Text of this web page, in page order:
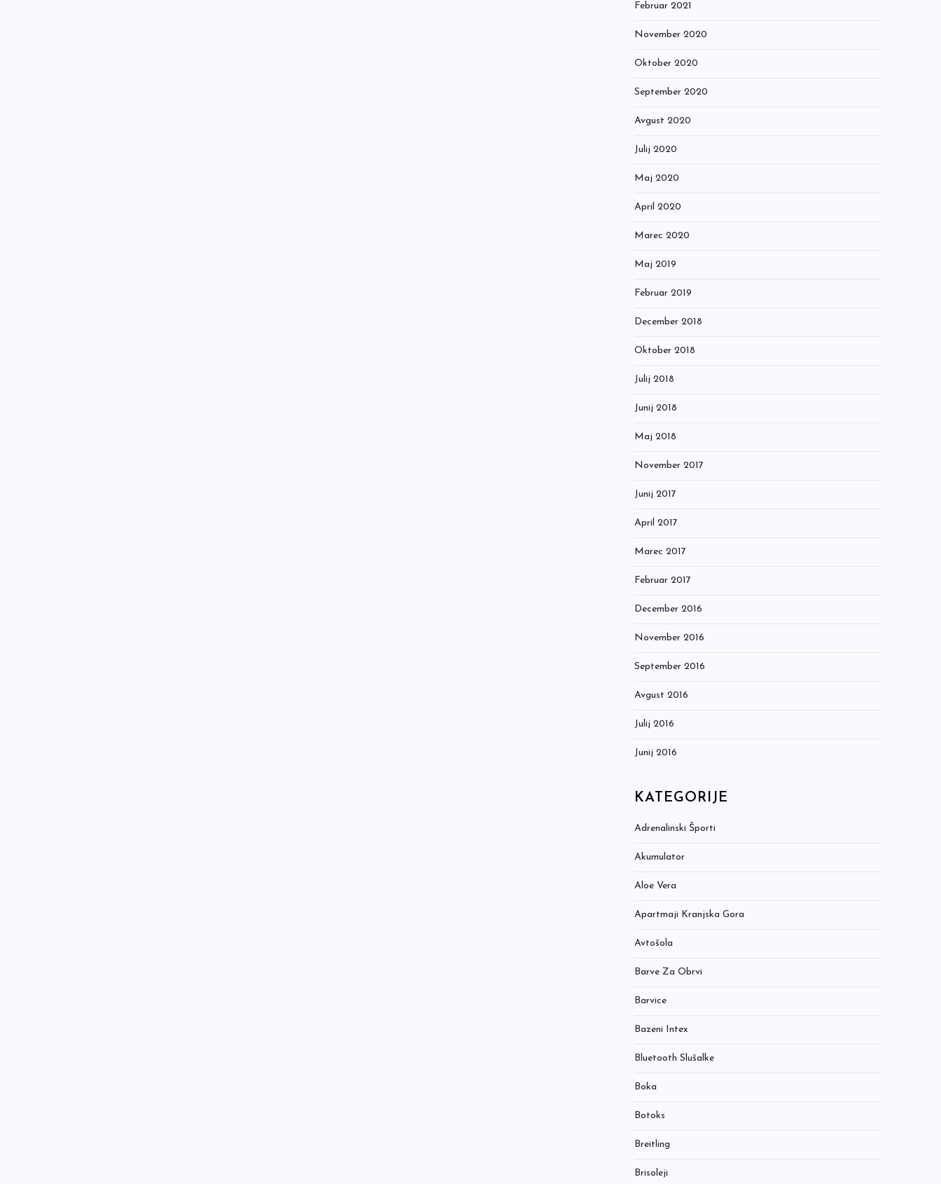
Februar 2021
November 2020
Oktober 2020
September 2020
Avgust 2020
Julij 2020
Maj 2020
April 2020
Marec 2020
Maj 2019
Februar 2019
December 2018
Oktober 2018
Julij 2018
Junij 2018
Maj 2018
November 2017
Junij 2017
April 2017
Marec 2017
Februar 2017
December 2016
November 2016
September 2016
Avgust 2016
Julij 2016
Junij 2016
KATEGORIJE
Adrenalinski Športi
Akumulator
Aloe Vera
Apartmaji Kranjska Gora
Avtošola
Barve Za Obrvi
Barvice
Bazeni Intex
Bluetooth Slušalke
Boka
Botoks
Breitling
Brisoleji